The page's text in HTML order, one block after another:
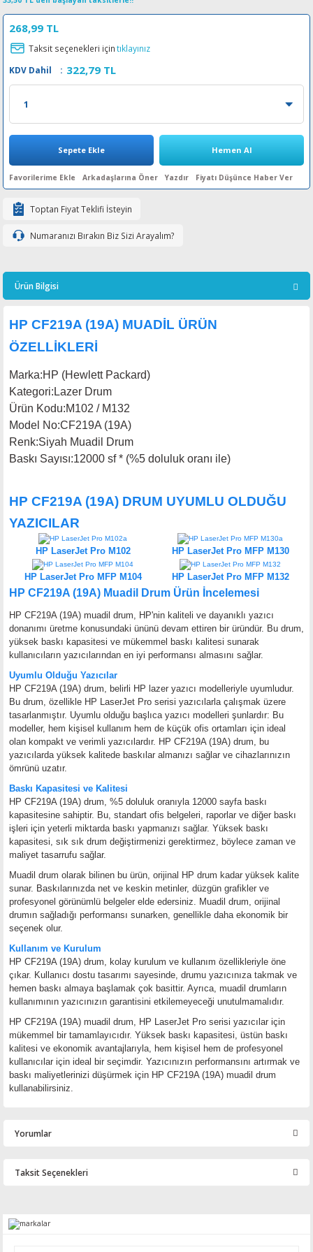
Ribon
CP
Pro
268,99 TL
Taksit seçenekleri içintıklayınız
KDV Dahil
: 322,79 TL
Sepete Ekle Hemen Al
Arkadaşlarına Öner Yazdır Fiyatı Düşünce Haber Ver
Toptan Fiyat Teklifi İsteyin
Numaranızı Bırakın Biz Sizi Arayalım?
Ürün Bilgisi
HP CF219A (19A) MUADİL ÜRÜN
ÖZELLİKLERİ
Marka:HP (Hewlett Packard)
Kategori: Lazer Drum
Ürün Kodu:M102 / M132
Model No:CF219A (19A)
Renk:Siyah Muadil Drum
Baskı Sayısı:12000 sf * (%5 doluluk oranı ile)
HP CF219A (19A) DRUM UYUMLU OLDUĞU
YAZICILAR
HP LaserJet Pro M102 HP LaserJet Pro MFP M130
HP LaserJet Pro MFP M104 HP LaserJet Pro MFP M132
HP CF219A (19A) Muadil Drum Ürün İncelemesi
HP CF219A (19A) muadil drum, HP'nin kaliteli ve dayanıklı yazıcı
donanımı üretme konusundaki ününü devam ettiren bir üründür. Bu drum,
yüksek baskı kapasitesi ve mükemmel baskı kalitesi sunarak
kullanıcıların yazıcılarından en iyi performansı almasını sağlar.
Uyumlu Olduğu Yazıcılar
HP CF219A (19A) drum, belirli HP lazer yazıcı modelleriyle uyumludur.
Bu drum, özellikle HP LaserJet Pro serisi yazıcılarla çalışmak üzere
tasarlanmıştır. Uyumlu olduğu başlıca yazıcı modelleri şunlardır: Bu
modeller, hem kişisel kullanım hem de küçük ofis ortamları için ideal
olan kompakt ve verimli yazıcılardır. HP CF219A (19A) drum, bu
yazıcılarda yüksek kalitede baskılar almanızı sağlar ve cihazlarınızın
ömrünü uzatır.
Baskı Kapasitesi ve Kalitesi
HP CF219A (19A) drum, %5 doluluk oranıyla 12000 sayfa baskı
kapasitesine sahiptir. Bu, standart ofis belgeleri, raporlar ve diğer baskı
işleri için yeterli miktarda baskı yapmanızı sağlar. Yüksek baskı
kapasitesi, sık sık drum değiştirmenizi gerektirmez, böylece zaman ve
maliyet tasarrufu sağlar.
Muadil drum olarak bilinen bu ürün, orijinal HP drum kadar yüksek kalite
sunar. Baskılarınızda net ve keskin metinler, düzgün grafikler ve
profesyonel görünümlü belgeler elde edersiniz. Muadil drum, orijinal
drumın sağladığı performansı sunarken, genellikle daha ekonomik bir
seçenek olur.
Kullanım ve Kurulum
HP CF219A (19A) drum, kolay kurulum ve kullanım özellikleriyle öne
çıkar. Kullanıcı dostu tasarımı sayesinde, drumu yazıcınıza takmak ve
hemen baskı almaya başlamak çok basittir. Ayrıca, muadil drumların
kullanımının yazıcınızın garantisini etkilemeyeceği unutulmamalıdır.
HP CF219A (19A) muadil drum, HP LaserJet Pro serisi yazıcılar için
mükemmel bir tamamlayıcıdır. Yüksek baskı kapasitesi, üstün baskı
kalitesi ve ekonomik avantajlarıyla, hem kişisel hem de profesyonel
kullanıcılar için ideal bir seçimdir. Yazıcınızın performansını artırmak ve
baskı maliyetlerinizi düşürmek için HP CF219A (19A) muadil drum
kullanabilirsiniz.
Yorumlar
Taksit Seçenekleri